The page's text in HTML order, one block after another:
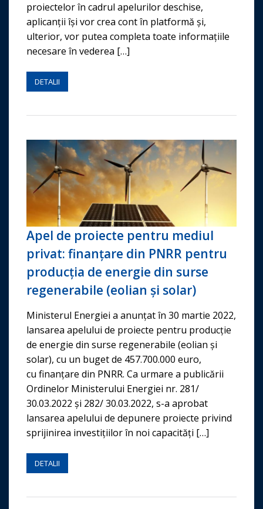
proiectelor în cadrul apelurilor deschise,
aplicanții își vor crea cont în platformă și,
ulterior, vor putea completa toate informațiile
necesare în vederea […]
DETALII
Apel de proiecte pentru mediul
privat: finanțare din PNRR pentru
producția de energie din surse
regenerabile (eolian și solar)
Ministerul Energiei a anunțat în 30 martie 2022,
lansarea apelului de proiecte pentru producție
de energie din surse regenerabile (eolian și
solar), cu un buget de 457.700.000 euro,
cu finanțare din PNRR. Ca urmare a publicării
Ordinelor Ministerului Energiei nr. 281/
30.03.2022 și 282/ 30.03.2022, s-a aprobat
lansarea apelului de depunere proiecte privind
sprijinirea investițiilor în noi capacități […]
DETALII